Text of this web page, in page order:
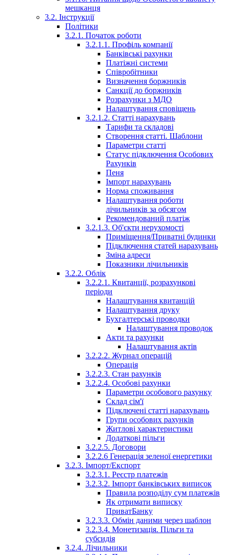
мешканця
3.2. Інструкції
Політики
3.2.1. Початок роботи
3.2.1.1. Профіль компанії
Банківські рахунки
Платіжні системи
Співробітники
Визначення боржників
Санкції до боржників
Розрахунки з МДО
Налаштування сповіщень
3.2.1.2. Статті нарахувань
Тарифи та складові
Створення статті. Шаблони
Параметри статті
Статус підключення Особових
Рахунків
Пеня
Імпорт нарахувань
Норма споживання
Налаштування роботи
лічильників за обсягом
Рекомендований платіж
3.2.1.3. Об'єкти нерухомості
Приміщення/Приватні будинки
Підключення статей нарахувань
Зміна адреси
Показники лічильників
3.2.2. Облік
3.2.2.1. Квитанції, розрахункові
періоди
Налаштування квитанцій
Налаштування друку
Бухгалтерські проводки
Налаштування проводок
Акти та рахунки
Налаштування актів
3.2.2.2. Журнал операцій
Операція
3.2.2.3. Стан рахунків
3.2.2.4. Особові рахунки
Параметри особового рахунку
Склад сім'ї
Підключені статті нарахувань
Групи особових рахунків
Житлові характеристики
Додаткові пільги
3.2.2.5. Договори
3.2.2.6 Генерація зеленої енергетики
3.2.3. Імпорт/Експорт
3.2.3.1. Реєстр платежів
3.2.3.2. Імпорт банківських виписок
Правила розподілу сум платежів
Як отримати виписку
ПриватБанку
3.2.3.3. Обмін даними через шаблон
3.2.3.4. Монетизація. Пільги та
субсидія
3.2.4. Лічильники